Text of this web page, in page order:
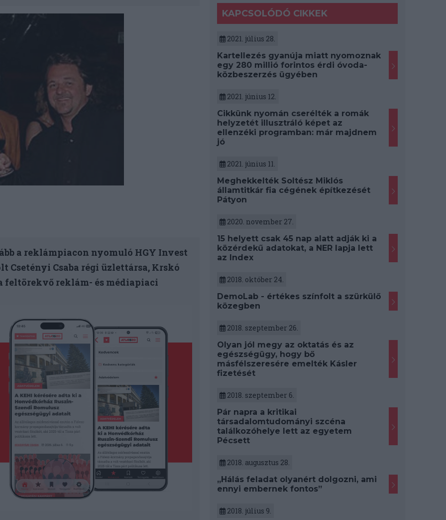
a reklámpiacon nyomuló HGY Invest
Csetényi Csaba régi üzlettársa, Krskó
feltörekvő reklám- és médiapiaci
KAPCSOLÓDÓ CIKKEK
2021. július 28.
Kartellezés gyanúja miatt nyomoznak
egy 280 millió forintos érdi óvoda-
közbeszerzés ügyében
2021. június 12.
Cikkünk nyomán cserélték a romák
helyzetét illusztráló képet az
ellenzéki programban: már majdnem
jó
2021. június 11.
Meghekkelték Soltész Miklós
államtitkár fia cégének építkezését
Pátyon
2020. november 27.
15 helyett csak 45 nap alatt adják ki a
közérdekű adatokat, a NER lapja lett
az Index
2018. október 24.
DemoLab - értékes színfolt a szürkülő
közegben
2018. szeptember 26.
Olyan jól megy az oktatás és az
egészségügy, hogy bő
másfélszeresére emelték Kásler
fizetését
2018. szeptember 6.
Pár napra a kritikai
társadalomtudományi szcéna
találkozóhelye lett az egyetem
Pécsett
2018. augusztus 28.
„Hálás feladat olyanért dolgozni, ami
ennyi embernek fontos”
2018. július 9.